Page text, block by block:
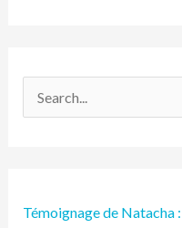
e
Témoignage de Natacha